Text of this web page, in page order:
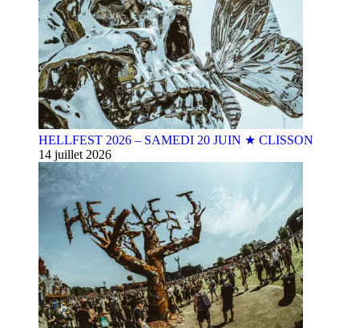
HELLFEST 2026 – SAMEDI 20 JUIN ★ CLISSON
14 juillet 2026